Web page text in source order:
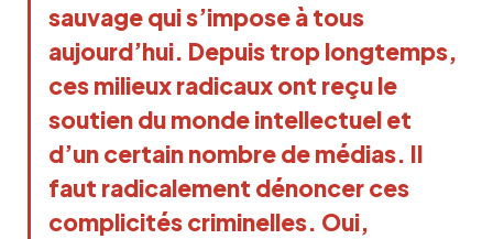
sauvage qui s’impose à tous
aujourd’hui. Depuis trop longtemps,
ces milieux radicaux ont reçu le
soutien du monde intellectuel et
d’un certain nombre de médias. Il
faut radicalement dénoncer ces
complicités criminelles. Oui,